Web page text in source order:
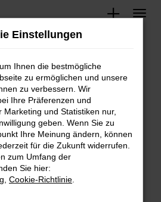
Jobs
finden Sie
die neuesten
Einstellungen
Ihnen die bestmögliche
zu ermöglichen und unsere
zu verbessern. Wir
Ihre Präferenzen und
und Statistiken nur,
geben. Wenn Sie zu
Ihre Meinung ändern, können
für die Zukunft widerrufen.
zum Umfang der
Sie hier:
Cookie-Richtlinie